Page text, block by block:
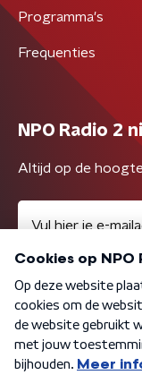
Programma's
Frequenties
NPO Radio 2
Altijd op de
Algemene